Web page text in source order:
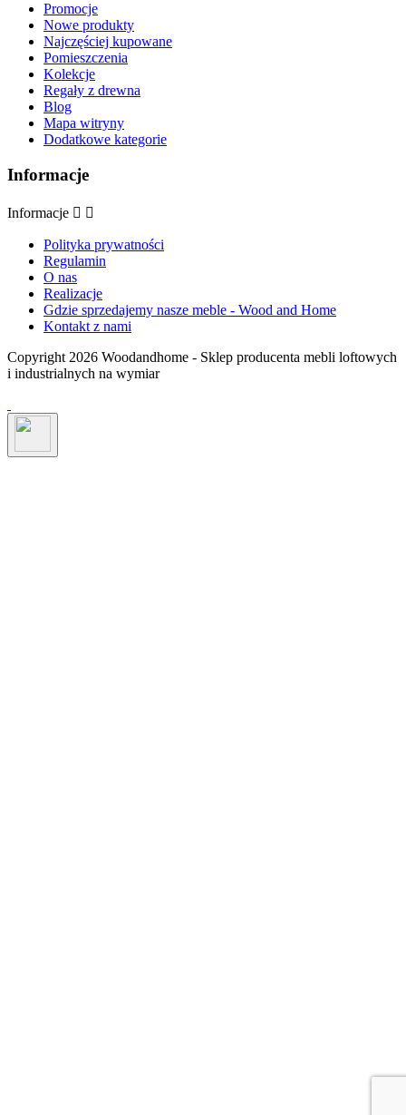
Promocje
Nowe produkty
Najczęściej kupowane
Pomieszczenia
Kolekcje
Regały z drewna
Blog
Mapa witryny
Dodatkowe kategorie
Informacje
Informacje  
Polityka prywatności
Regulamin
O nas
Realizacje
Gdzie sprzedajemy nasze meble - Wood and Home
Kontakt z nami
Copyright 2026 Woodandhome - Sklep producenta mebli loftowych
i industrialnych na wymiar